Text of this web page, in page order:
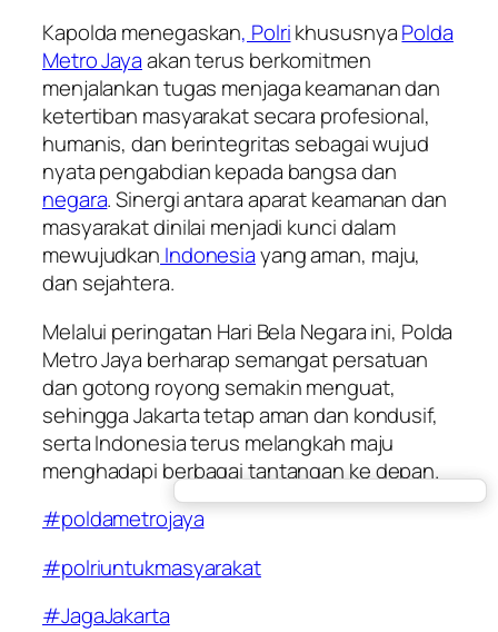
Kapolda menegaskan, PolrikhususnyaPolda
Metro Jayaakan terus berkomitmen
menjalankan tugas menjaga keamanan dan
ketertiban masyarakat secara profesional,
humanis, dan berintegritas sebagai wujud
nyata pengabdian kepada bangsa dan
negara. Sinergi antara aparat keamanan dan
masyarakat dinilai menjadi kunci dalam
mewujudkan Indonesiayang aman, maju,
dan sejahtera.
Melalui peringatan Hari Bela Negara ini, Polda
Metro Jaya berharap semangat persatuan
dan gotong royong semakin menguat,
sehingga Jakarta tetap aman dan kondusif,
serta Indonesia terus melangkah maju
menghadapi berbagai tantangan ke depan.
#poldametrojaya
#polriuntukmasyarakat
#JagaJakarta